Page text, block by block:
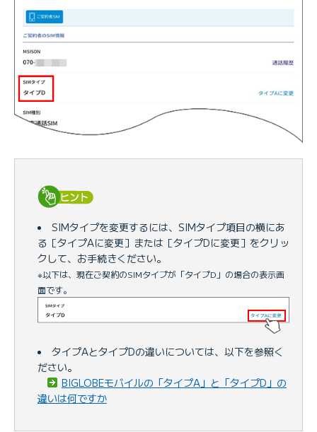
SIMタイプを変更するには、SIMタイプ項目の横にあ
る［タイプAに変更］または［タイプDに変更］をクリッ
クして、お手続きください。
※以下は、現在ご契約のSIMタイプが「タイプD」の場合の表示画
面です。
タイプAとタイプDの違いについては、以下を参照く
ださい。
BIGLOBEモバイルの「タイプA」と「タイプD」の
違いは何ですか